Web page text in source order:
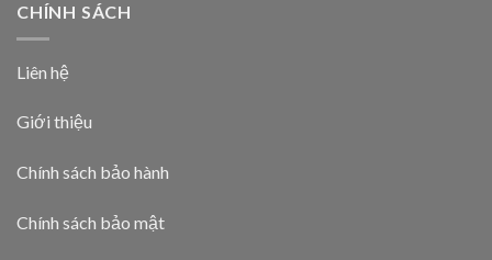
CHÍNH SÁCH
Liên hệ
Giới thiệu
Chính sách bảo hành
Chính sách bảo mật